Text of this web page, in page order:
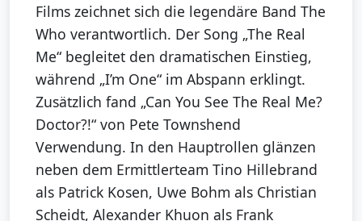
Films zeichnet sich die legendäre Band The
Who verantwortlich. Der Song „The Real
Me“ begleitet den dramatischen Einstieg,
während „I’m One“ im Abspann erklingt.
Zusätzlich fand „Can You See The Real Me?
Doctor?!“ von Pete Townshend
Verwendung. In den Hauptrollen glänzen
neben dem Ermittlerteam Tino Hillebrand
als Patrick Kosen, Uwe Bohm als Christian
Scheidt, Alexander Khuon als Frank